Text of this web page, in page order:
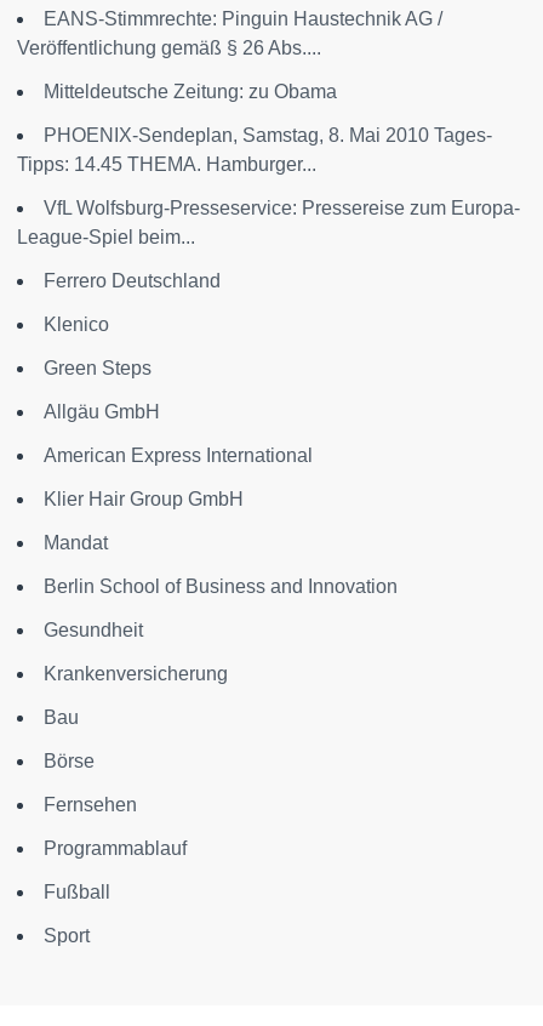
EANS-Stimmrechte: Pinguin Haustechnik AG /
Veröffentlichung gemäß § 26 Abs....
Mitteldeutsche Zeitung: zu Obama
PHOENIX-Sendeplan, Samstag, 8. Mai 2010 Tages-
Tipps: 14.45 THEMA. Hamburger...
VfL Wolfsburg-Presseservice: Pressereise zum Europa-
League-Spiel beim...
Ferrero Deutschland
Klenico
Green Steps
Allgäu GmbH
American Express International
Klier Hair Group GmbH
Mandat
Berlin School of Business and Innovation
Gesundheit
Krankenversicherung
Bau
Börse
Fernsehen
Programmablauf
Fußball
Sport